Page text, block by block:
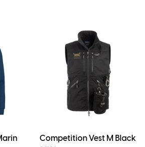
Competition Vest M Black